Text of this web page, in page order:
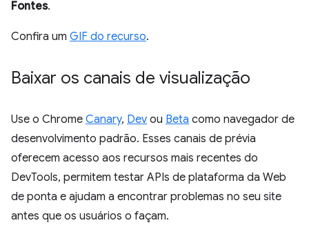
Fontes.
Confira um GIF do recurso.
Baixar os canais de visualização
Use o Chrome Canary, Dev ou Beta como navegador de
desenvolvimento padrão. Esses canais de prévia
oferecem acesso aos recursos mais recentes do
DevTools, permitem testar APIs de plataforma da Web
de ponta e ajudam a encontrar problemas no seu site
antes que os usuários o façam.